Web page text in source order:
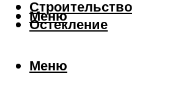
Строительство
Остекление
Меню
Меню